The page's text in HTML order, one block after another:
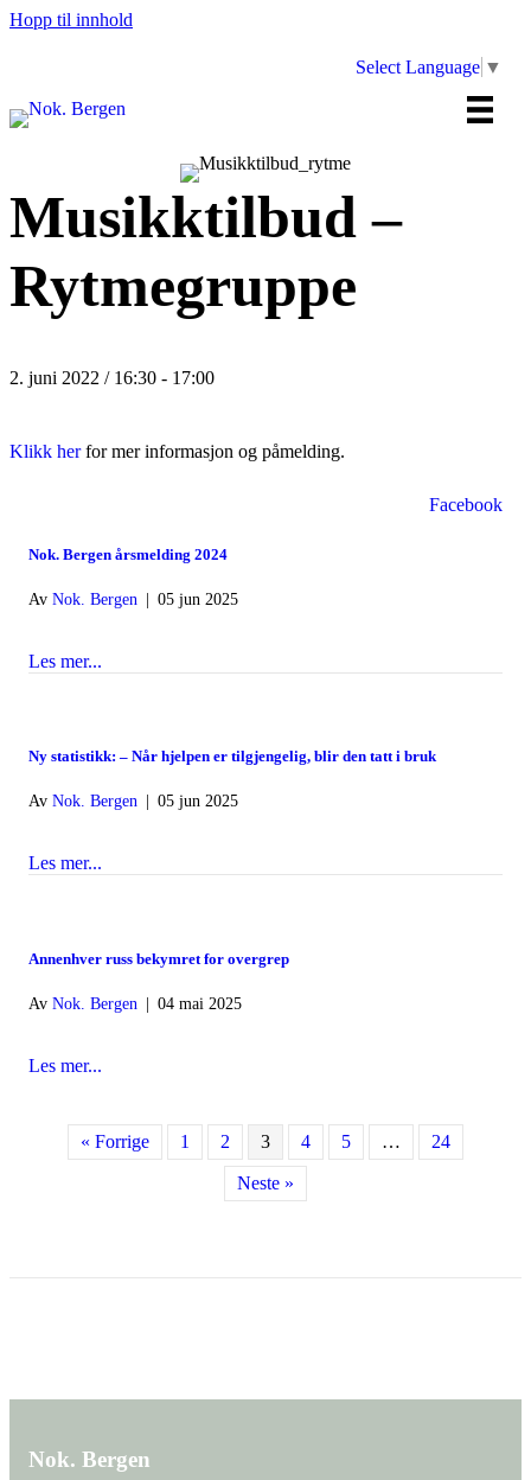
Hopp til innhold
Select Language ▼
Musikktilbud –
Rytmegruppe
2. juni 2022 / 16:30 - 17:00
Klikk herfor mer informasjon og påmelding.
Facebook
Nok. Bergen årsmelding 2024
Av Nok. Bergen 05 jun 2025
Les mer...
Ny statistikk: – Når hjelpen er tilgjengelig, blir den tatt i bruk
Av Nok. Bergen 05 jun 2025
Les mer...
Annenhver russ bekymret for overgrep
Av Nok. Bergen 04 mai 2025
Les mer...
« Forrige 1 2 3 4 5 … 24
Neste »
Nok. Bergen